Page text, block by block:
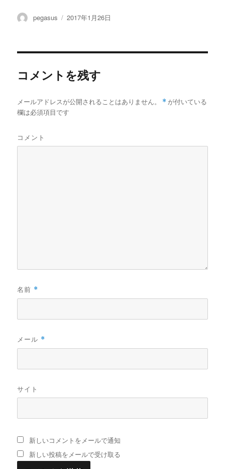
投
pegasus
投
2017年1月26日
コメントを残す
メールアドレスが公開されることはありません。 * が付いている
欄は必須項目です
コメント
名前 *
メール *
サイト
新しいコメントをメールで通知
新しい投稿をメールで受け取る